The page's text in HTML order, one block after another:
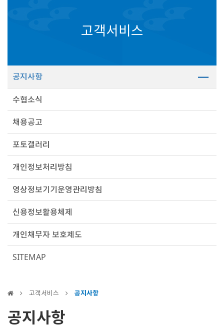
고객서비스
공지사항
수협소식
채용공고
포토갤러리
개인정보처리방침
영상정보기기운영관리방침
신용정보활용체제
개인채무자 보호제도
SITEMAP
고객서비스 공지사항
공지사항